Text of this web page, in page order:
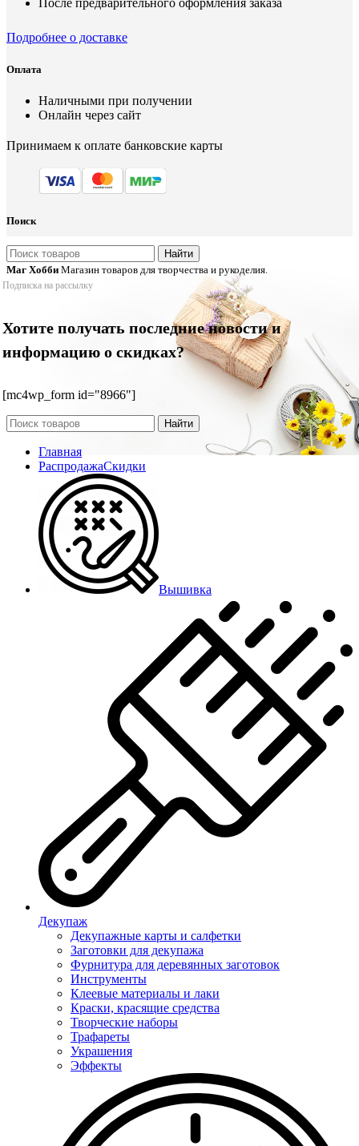
После предварительного оформления заказа
Подробнее о доставке
Оплата
Наличными при получении
Онлайн через сайт
Принимаем к оплате банковские карты
Поиск
Найти
Маг Хобби Магазин товаров для творчества и рукоделия.
Подписка на рассылку
Хотите получать последние новости и
информацию о скидках?
[mc4wp_form id="8966"]
Найти
Главная
РаспродажаСкидки
Вышивка
Декупаж
Декупажные карты и салфетки
Заготовки для декупажа
Фурнитура для деревянных заготовок
Инструменты
Клеевые материалы и лаки
Краски, красящие средства
Творческие наборы
Трафареты
Украшения
Эффекты